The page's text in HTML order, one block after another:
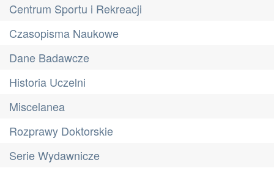
Centrum Sportu i Rekreacji
Czasopisma Naukowe
Dane Badawcze
Historia Uczelni
Miscelanea
Rozprawy Doktorskie
Serie Wydawnicze